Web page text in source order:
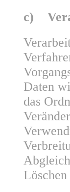
c)
Daten
das